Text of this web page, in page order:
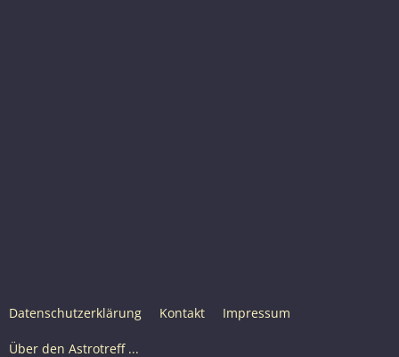
Datenschutzerklärung Kontakt Impressum
Über den Astrotreff ...